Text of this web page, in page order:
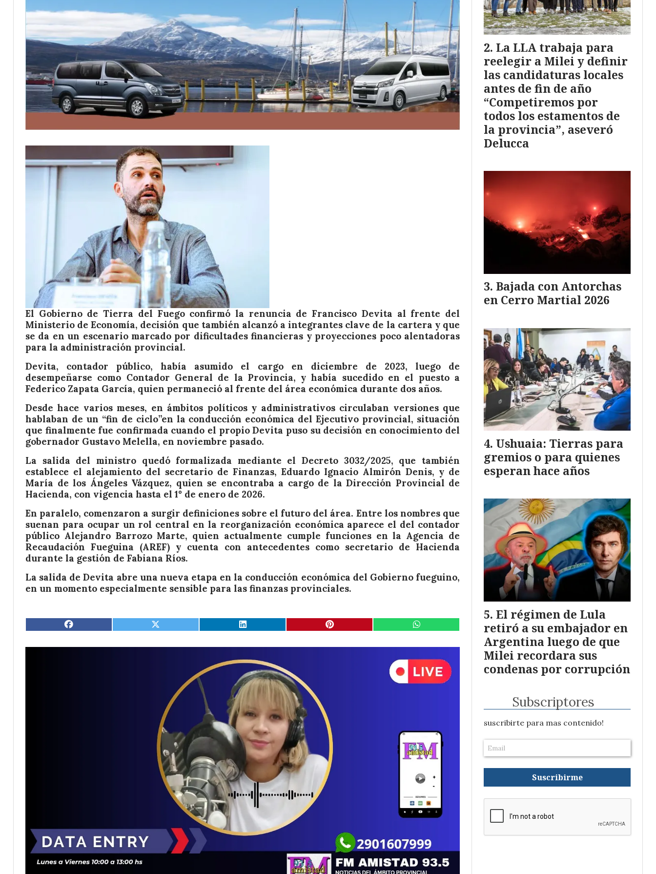
El Gobierno de Tierra del Fuego confirmó la renuncia de Francisco Devita al frente del
Ministerio de Economía, decisión que también alcanzó a integrantes clave de la cartera y que
se da en un escenario marcado por dificultades financieras y proyecciones poco alentadoras
para la administración provincial.
Devita, contador público, había asumido el cargo en diciembre de 2023, luego de
desempeñarse como Contador General de la Provincia, y había sucedido en el puesto a
Federico Zapata García, quien permaneció al frente del área económica durante dos años.
Desde hace varios meses, en ámbitos políticos y administrativos circulaban versiones que
hablaban de un “fin de ciclo”en la conducción económica del Ejecutivo provincial, situación
que finalmente fue confirmada cuando el propio Devita puso su decisión en conocimiento del
gobernador Gustavo Melella, en noviembre pasado.
La salida del ministro quedó formalizada mediante el Decreto 3032/2025, que también
establece el alejamiento del secretario de Finanzas, Eduardo Ignacio Almirón Denis, y de
María de los Ángeles Vázquez, quien se encontraba a cargo de la Dirección Provincial de
Hacienda, con vigencia hasta el 1° de enero de 2026.
En paralelo, comenzaron a surgir definiciones sobre el futuro del área. Entre los nombres que
suenan para ocupar un rol central en la reorganización económica aparece el del contador
público Alejandro Barrozo Marte, quien actualmente cumple funciones en la Agencia de
Recaudación Fueguina (AREF) y cuenta con antecedentes como secretario de Hacienda
durante la gestión de Fabiana Ríos.
La salida de Devita abre una nueva etapa en la conducción económica del Gobierno fueguino,
en un momento especialmente sensible para las finanzas provinciales.
La LLA trabaja para
reelegir a Milei y definir
las candidaturas locales
antes de fin de año
“Competiremos por
todos los estamentos de
la provincia”, aseveró
Delucca
Bajada con Antorchas
en Cerro Martial 2026
Ushuaia: Tierras para
gremios o para quienes
esperan hace años
El régimen de Lula
retiró a su embajador en
Argentina luego de que
Milei recordara sus
condenas por corrupción
Subscriptores
suscribirte para mas contenido!
Suscribirme